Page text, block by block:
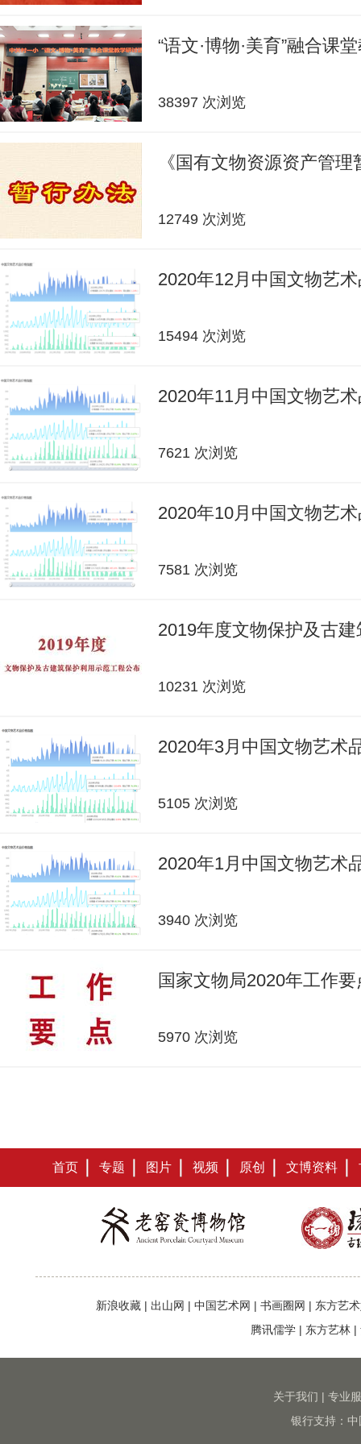
“语文·博物·美育”融合课
38397 次浏览
《国有文物资源资产管
12749 次浏览
2020年12月中国文物艺
15494 次浏览
2020年11月中国文物艺
7621 次浏览
2020年10月中国文物艺
7581 次浏览
2019年度文物保护及古
10231 次浏览
2020年3月中国文物艺术
5105 次浏览
2020年1月中国文物艺术
3940 次浏览
国家文物局2020年工作要
5970 次浏览
首页 专题 图片 视频 原创 文博资料
新浪收藏 | 出山网 | 中国艺术网 | 书画圈网 | 东方艺
腾讯儒学 | 东方艺林 |
关于我们 | 专业
银行支持：